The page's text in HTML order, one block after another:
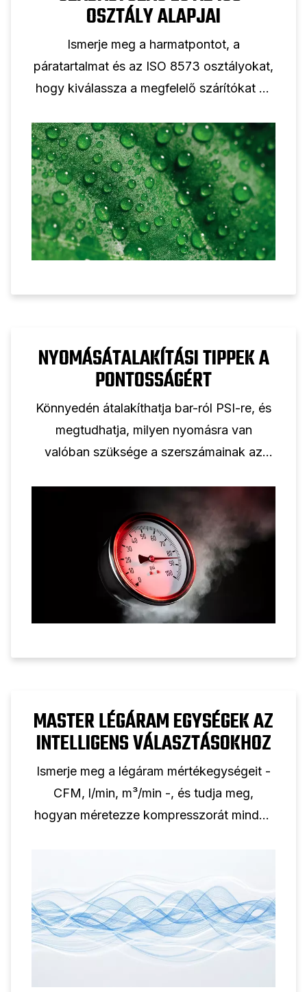
OSZTÁLY ALAPJAI
Ismerje meg a harmatpontot, a
páratartalmat és az ISO 8573 osztályokat,
hogy kiválassza a megfelelő szárítókat és
NYOMÁSÁTALAKÍTÁSI TIPPEK A
PONTOSSÁGÉRT
Könnyedén átalakíthatja bar-ról PSI-re, és
megtudhatja, milyen nyomásra van
valóban szüksége a szerszámainak az
MASTER LÉGÁRAM EGYSÉGEK AZ
INTELLIGENS VÁLASZTÁSOKHOZ
Ismerje meg a légáram mértékegységeit -
CFM, l/min, m³/min -, és tudja meg,
hogyan méretezze kompresszorát minden